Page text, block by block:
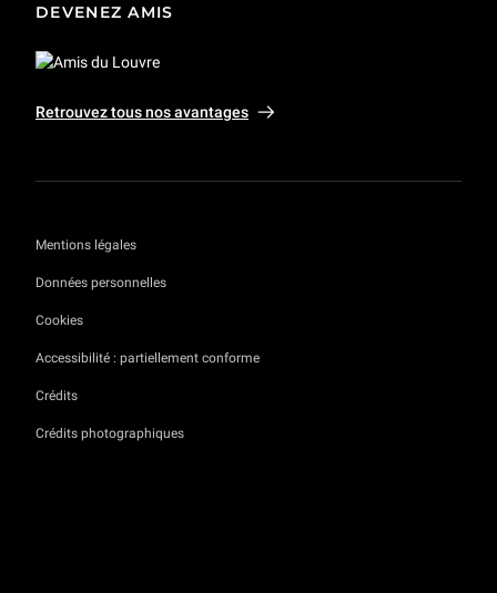
DEVENEZ AMIS
Retrouvez tous nos avantages
Mentions légales
Données personnelles
Cookies
Accessibilité : partiellement conforme
Crédits
Crédits photographiques